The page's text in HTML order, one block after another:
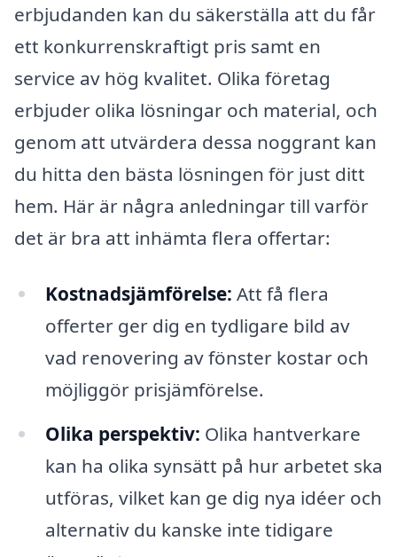
erbjudanden kan du säkerställa att du får
ett konkurrenskraftigt pris samt en
service av hög kvalitet. Olika företag
erbjuder olika lösningar och material, och
genom att utvärdera dessa noggrant kan
du hitta den bästa lösningen för just ditt
hem. Här är några anledningar till varför
det är bra att inhämta flera offertar:
Kostnadsjämförelse: Att få flera
offerter ger dig en tydligare bild av
vad renovering av fönster kostar och
möjliggör prisjämförelse.
Olika perspektiv: Olika hantverkare
kan ha olika synsätt på hur arbetet ska
utföras, vilket kan ge dig nya idéer och
alternativ du kanske inte tidigare